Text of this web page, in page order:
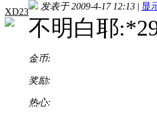
XD23
发表于 2009-4-17 12:13 | 显
不明白耶
金币:
奖励:
热心: